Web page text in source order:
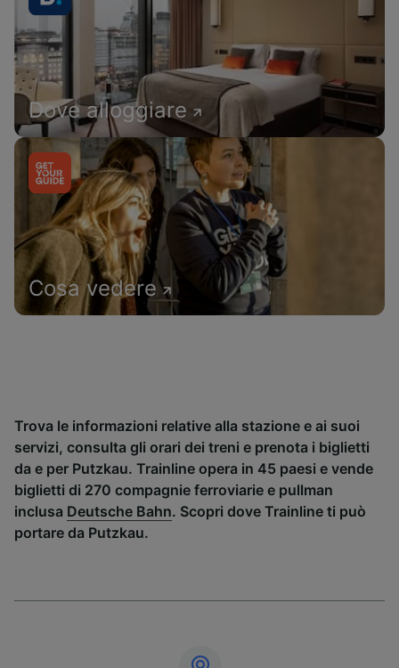
Dove alloggiare
Cosa vedere
Trova le informazioni relative alla stazione e ai suoi
servizi, consulta gli orari dei treni e prenota i biglietti
da e per Putzkau. Trainline opera in 45 paesi e vende
biglietti di 270 compagnie ferroviarie e pullman
inclusa Deutsche Bahn. Scopri dove Trainline ti può
portare da Putzkau.